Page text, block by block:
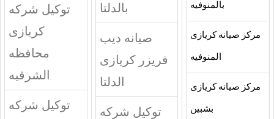
بالمنوفيه
مركز صيانه كريازى
المنوفيه
مركز صيانه كريازى
بشبين
بالدلتا
صيانه ديب
فريزر كريازى
الدلتا
توكيل شركه
توكيل شركه
كريازى
محافظه
الشرقيه
توكيل شركه